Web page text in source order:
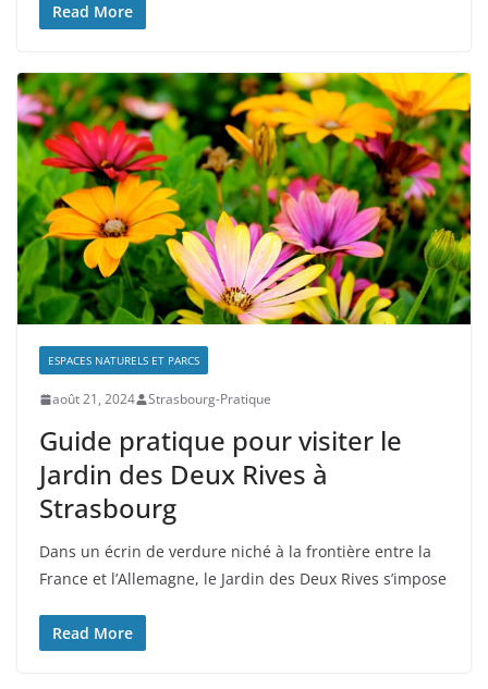
Read More
ESPACES NATURELS ET PARCS
août 21, 2024 Strasbourg-Pratique
Guide pratique pour visiter le
Jardin des Deux Rives à
Strasbourg
Dans un écrin de verdure niché à la frontière entre la
France et l’Allemagne, le Jardin des Deux Rives s’impose
Read More